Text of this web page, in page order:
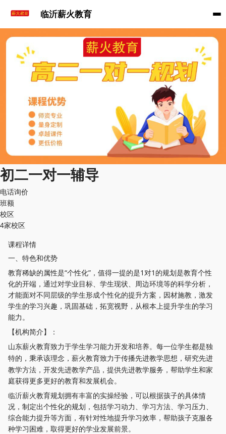
临沂薪火教育
初二一对一辅导
电话询价
班额
校区
4家校区
课程详情
一、特色和优势
教育稀缺的属性是“个性化”，值得一提的是1对1的规划是教育个性
化的开端，通过对学业目标、学生现状、周边环境等的科学分析，
才能面对不同层级的学生形成个性化的提升方案，因材施教，激发
学生的学习兴趣，巩固基础，拓宽视野，从根本上提升学生的学习
能力。
【机构简介】：
山东薪火教育致力于学生学习能力开发和培养。每一位学生都是独
特的，秉承该理念， 薪火教育致力于传播先进教学思想，研究先进
教学方法，开发先进教学产品，提供先进教学服务，帮助学生和家
庭获得更多更好的教育和发展机会。
临沂薪火教育规划拥有丰富的实操经验，可以根据孩子的具体情
况，制定出个性化的规划，包括学习动力、学习方法、学习压力、
综合能力提升等方面，有针对性地提升学习效率，帮助孩子克服各
种学习困难，取得更好的学业发展前景。